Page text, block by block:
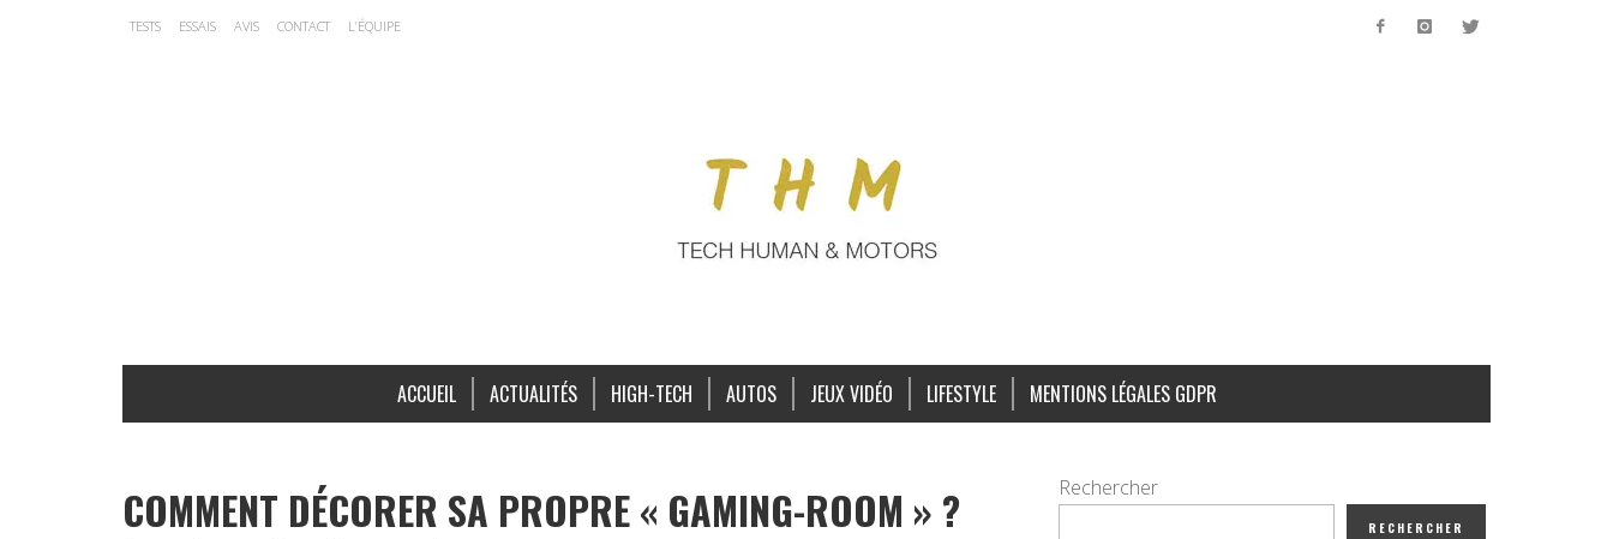
TESTS ESSAIS AVIS CONTACT L’ÉQUIPE
ACCUEIL ACTUALITÉS HIGH-TECH AUTOS JEUX VIDÉO LIFESTYLE MENTIONS LÉGALES GDPR
COMMENT DÉCORER SA PROPRE « GAMING-ROOM » ? Rechercher
RECHERCHER